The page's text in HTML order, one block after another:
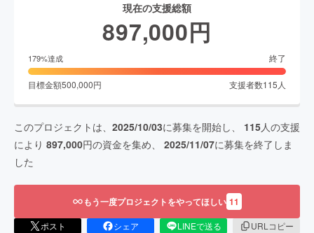
現在の支援総額
897,000円
179%達成 終了
目標金額500,000円 支援者数115 人
このプロジェクトは、 2025/10/03に募集を開始し、 115人の支援
により 897,000円の資金を集め、 2025/11/07に募集を終了しま
した
もう一度プロジェクトをやってほしい 11
ポスト シェア LINEで送る
URLコピー